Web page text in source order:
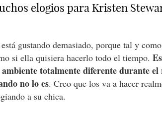
elogios para Kristen
gustando demasiado, porque tal y
si ella quisiera hacerlo todo el tiempo.
totalmente diferente durante
no lo es. Creo que los va a hacer
a su chica.